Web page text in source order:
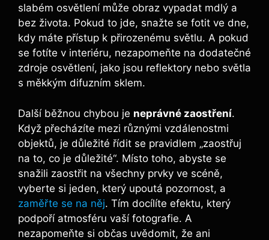
slabém osvětlení‍ může‍ obraz vypadat mdlý a​
bez života. Pokud to‍ jde, snažte se ⁣fotit ⁢ve dne,
kdy máte přístup k ‍přirozenému světlu. A pokud
se fotíte⁤ v interiéru, nezapomeňte na dodatečné
zdroje osvětlení, jako jsou reflektory nebo‌ světla
s měkkým difuzním​ sklem.
Další‌ běžnou ⁣chybou je neprávné zaostření.
Když přecházíte mezi různými vzdálenostmi
objektů,‌ je ‌důležité řídit ‌se ‌pravidlem ⁣„zaostřuj⁤
na to, ‍co je důležité“. Místo toho, ⁣abyste se
⁣snažili ‌zaostřit na⁢ všechny ‍prvky ve scéně,
vyberte si jeden, který upoutá pozornost, a
zaměřte se na něj. Tím docílíte efektu, který
‌podpoří atmosféru vaší fotografie. A
nezapomeňte si občas uvědomit, že ani